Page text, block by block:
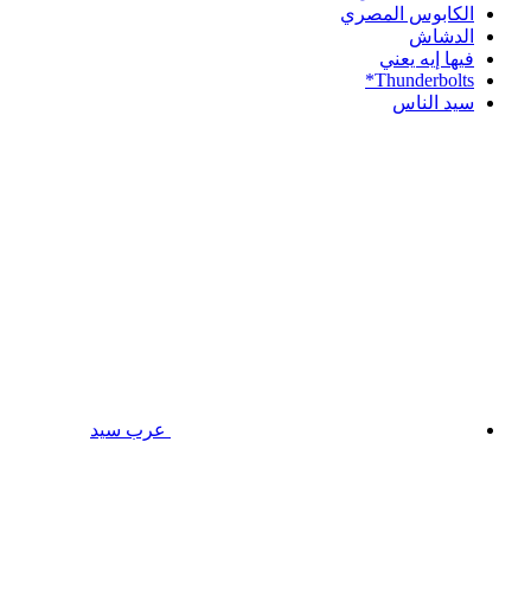
الكابوس المصري
الدشاش
فيها إيه يعني
Thunderbolts*
سيد الناس
عرب سيد